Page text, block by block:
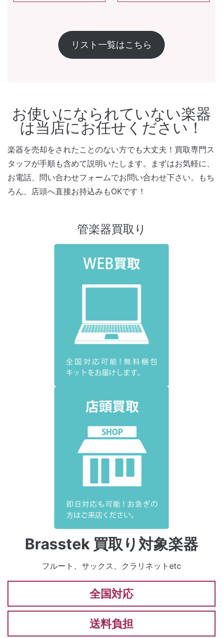
リスト一覧はこちら
お使いになられていない楽器
は当店にお任せください！
楽器を売却をされたことのない方でも大丈夫！買取専門ス
タッフが手順も含めて説明いたします。まずはお気軽に、
お電話、問い合わせフォームでお問い合わせ下さい。もち
ろん、店頭へ直接お持込みもOKです！
管楽器買取り
Brasstek 買取り対象楽器
フルート、サックス、クラリネットetc
全国対応
送料負担